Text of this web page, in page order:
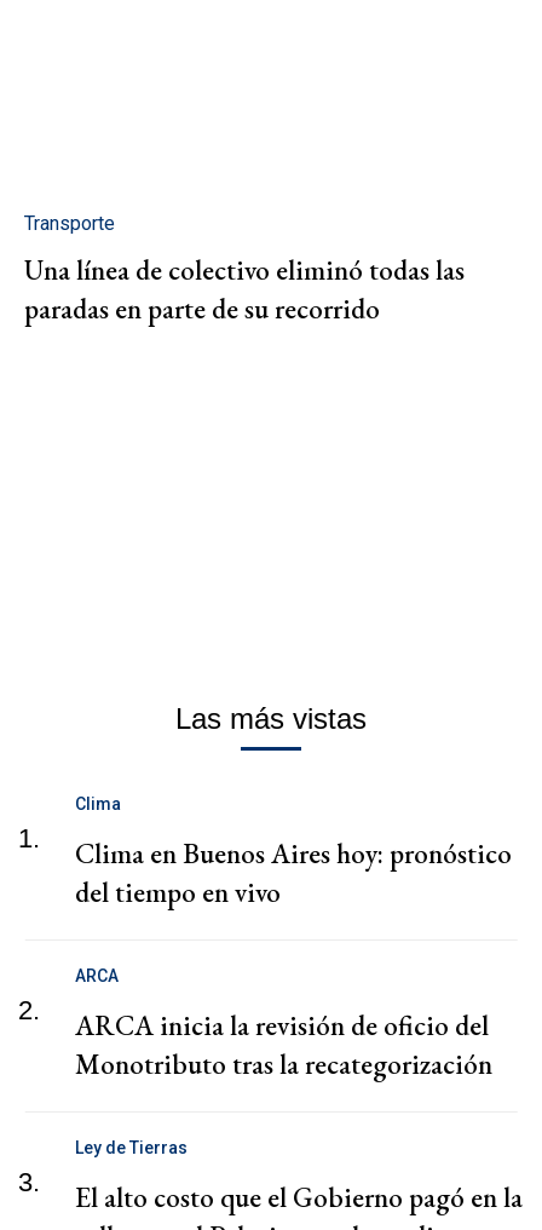
Transporte
Una línea de colectivo eliminó todas las
paradas en parte de su recorrido
Las más vistas
1.
Clima
Clima en Buenos Aires hoy: pronóstico
del tiempo en vivo
2.
ARCA
ARCA inicia la revisión de oficio del
Monotributo tras la recategorización
3.
Ley de Tierras
El alto costo que el Gobierno pagó en la